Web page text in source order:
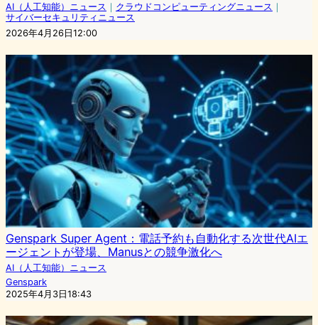
AI（人工知能）ニュース ｜ クラウドコンピューティングニュース ｜
サイバーセキュリティニュース
2026年4月26日12:00
Genspark Super Agent：電話予約も自動化する次世代AIエ
ージェントが登場、Manusとの競争激化へ
AI（人工知能）ニュース
Genspark
2025年4月3日18:43